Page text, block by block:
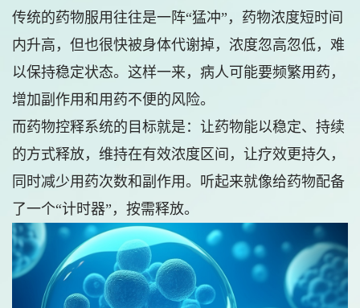
传统的药物服用往往是一阵“猛冲”，药物浓度短时间
内升高，但也很快被身体代谢掉，浓度忽高忽低，难
以保持稳定状态。这样一来，病人可能要频繁用药，
增加副作用和用药不便的风险。
而药物控释系统的目标就是：让药物能以稳定、持续
的方式释放，维持在有效浓度区间，让疗效更持久，
同时减少用药次数和副作用。听起来就像给药物配备
了一个“计时器”，按需释放。